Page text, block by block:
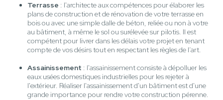
Terrasse : l'architecte aux compétences pour élaborer les
plans de construction et de rénovation de votre terrasse en
bois ou avec une simple dalle de béton, reliée ou non à votre
au bâtiment, à même le sol ou surélevée sur pilotis. Il est
compétent pour livrer dans les délais votre projet en tenant
compte de vos désirs tout en respectant les règles de l’art.
Assainissement : l'assainissement consiste à dépolluer les
eaux usées domestiques industrielles pour les rejeter à
l'extérieur. Réaliser l'assainissement d'un bâtiment est d'une
grande importance pour rendre votre construction pérenne.